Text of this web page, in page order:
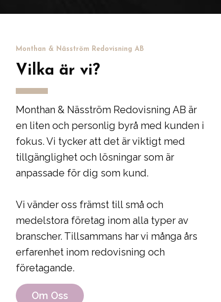
Monthan & Näsström Redovisning AB
Vilka är vi?
Monthan & Näsström Redovisning AB är
en liten och personlig byrå med kunden i
fokus. Vi tycker att det är viktigt med
tillgänglighet och lösningar som är
anpassade för dig som kund.
Vi vänder oss främst till små och
medelstora företag inom alla typer av
branscher. Tillsammans har vi många års
erfarenhet inom redovisning och
företagande.
Om Oss